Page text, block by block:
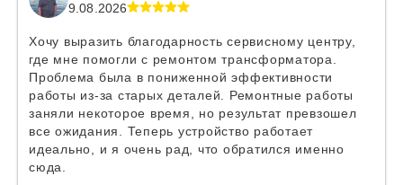
9.08.2026
Хочу выразить благодарность сервисному центру,
где мне помогли с ремонтом трансформатора.
Проблема была в пониженной эффективности
работы из-за старых деталей. Ремонтные работы
заняли некоторое время, но результат превзошел
все ожидания. Теперь устройство работает
идеально, и я очень рад, что обратился именно
сюда.